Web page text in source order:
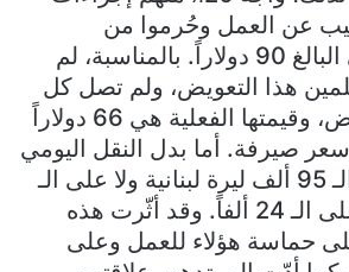
عن العمل وحُرموا من
التعويض الإضافي البالغ 90 دولاراً. بالمناسبة، لم
هذا التعويض، ولم تصل كل
الدفعات إلى البعض، وقيمتها الفعلية هي 66 دولاراً
صيرفة. أما بدل النقل اليومي
فلم يدفع لا على الـ 95 ألف ليرة لبنانية ولا على الـ
65 ألفاً ولا حتى على الـ 24 ألفاً. وقد أثّرت هذه
حماسة هؤلاء للعمل وعلى